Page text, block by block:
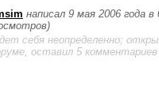
написал 9 мая 2006 года в
себя неопределенно;
оставил 5 комментариев